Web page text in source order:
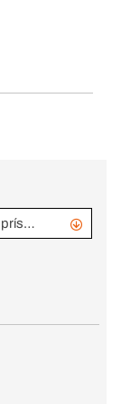
Mini reflektor Flex Clamp, 10 W, USB-C, s príslušenstvom